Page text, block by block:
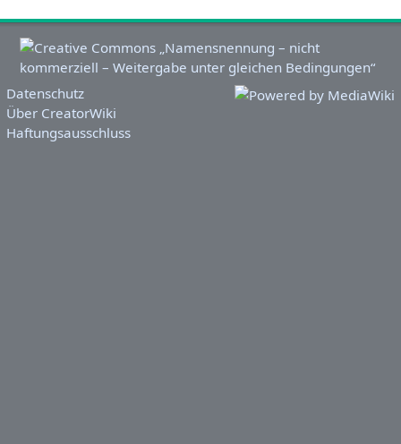
Datenschutz
Über CreatorWiki
Haftungsausschluss